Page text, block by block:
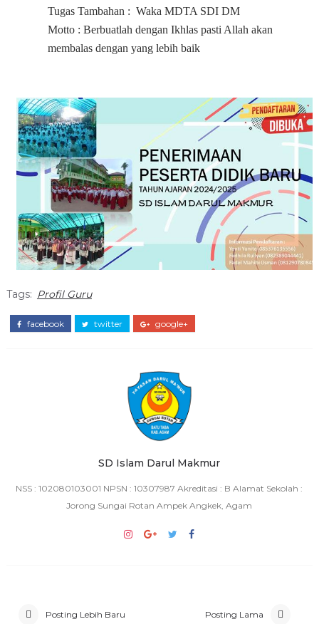
Tugas Tambahan : Waka MDTA SDI DM
Motto : Berbuatlah dengan Ikhlas pasti Allah akan
membalas dengan yang lebih baik
Tags: Profil Guru
facebook twitter google+
SD Islam Darul Makmur
NSS : 102080103001 NPSN : 10307987 Akreditasi : B Alamat Sekolah :
Jorong Sungai Rotan Ampek Angkek, Agam
Posting Lebih Baru Posting Lama